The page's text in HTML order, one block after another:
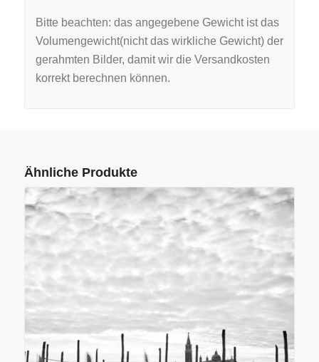
Bitte beachten: das angegebene Gewicht ist das
Volumengewicht(nicht das wirkliche Gewicht) der
gerahmten Bilder, damit wir die Versandkosten
korrekt berechnen können.
Ähnliche Produkte